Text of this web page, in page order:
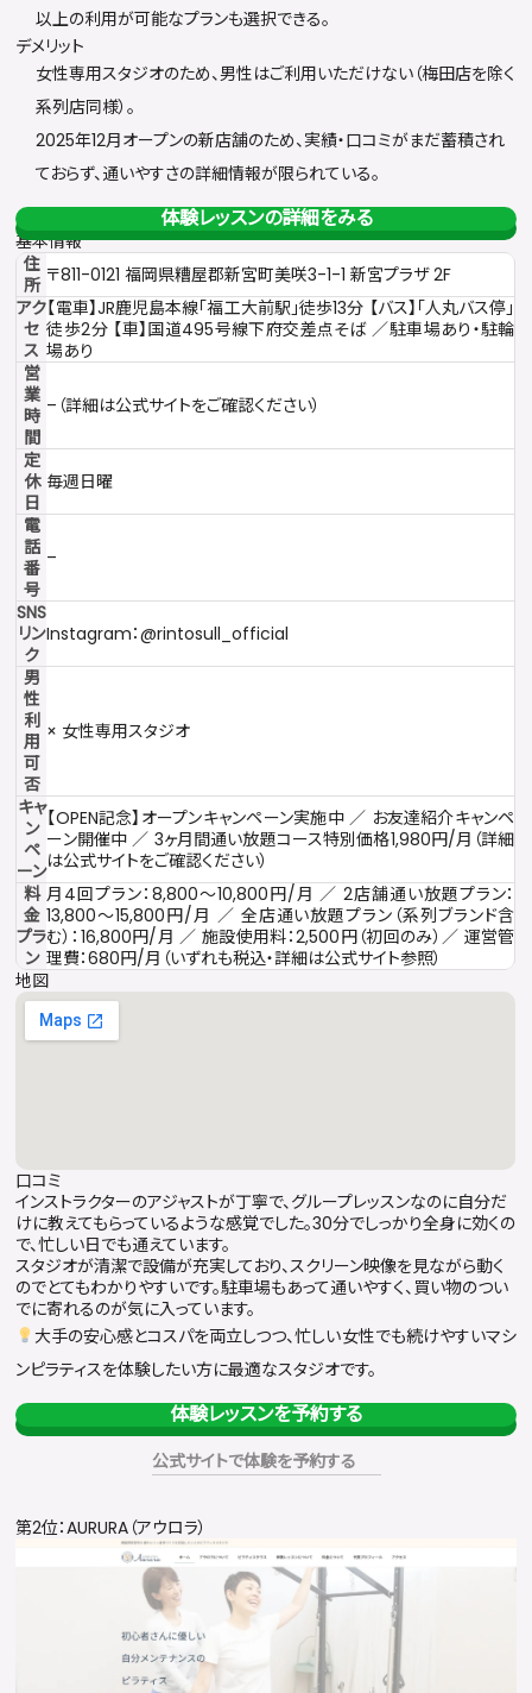
以上の利用が可能なプランも選択できる。
デメリット
女性専用スタジオのため、男性はご利用いただけない（梅田店を除く
系列店同様）。
2025年12月オープンの新店舗のため、実績・口コミがまだ蓄積され
ておらず、通いやすさの詳細情報が限られている。
体験レッスンの詳細をみる
基本情報
住
所 〒811-0121 福岡県糟屋郡新宮町美咲3-1-1 新宮プラザ 2F
アク
セ
ス
【電車】JR鹿児島本線「福工大前駅」徒歩13分 【バス】「人丸バス停」
徒歩2分 【車】国道495号線下府交差点そば ／駐車場あり・駐輪
場あり
営
業
時
間
–（詳細は公式サイトをご確認ください）
定
休
日
毎週日曜
電
話
番
号
–
SNS
リン
ク
Instagram：@rintosull_official
男
性
利
用
可
否
× 女性専用スタジオ
キャ
ン
ペ
ーン
【OPEN記念】オープンキャンペーン実施中 ／ お友達紹介キャンペ
ーン開催中 ／ 3ヶ月間通い放題コース特別価格1,980円/月（詳細
は公式サイトをご確認ください）
料
金
プラ
ン
月4回プラン：8,800〜10,800円/月 ／ 2店舗通い放題プラン：
13,800〜15,800円/月 ／ 全店通い放題プラン（系列ブランド含
む）：16,800円/月 ／ 施設使用料：2,500円（初回のみ）／ 運営管
理費：680円/月（いずれも税込・詳細は公式サイト参照）
地図
口コミ
インストラクターのアジャストが丁寧で、グループレッスンなのに自分だ
けに教えてもらっているような感覚でした。30分でしっかり全身に効くの
で、忙しい日でも通えています。
スタジオが清潔で設備が充実しており、スクリーン映像を見ながら動く
のでとてもわかりやすいです。駐車場もあって通いやすく、買い物のつい
でに寄れるのが気に入っています。
大手の安心感とコスパを両立しつつ、忙しい女性でも続けやすいマシ
ンピラティスを体験したい方に最適なスタジオです。
体験レッスンを予約する
公式サイトで体験を予約する
第2位：AURURA（アウロラ）